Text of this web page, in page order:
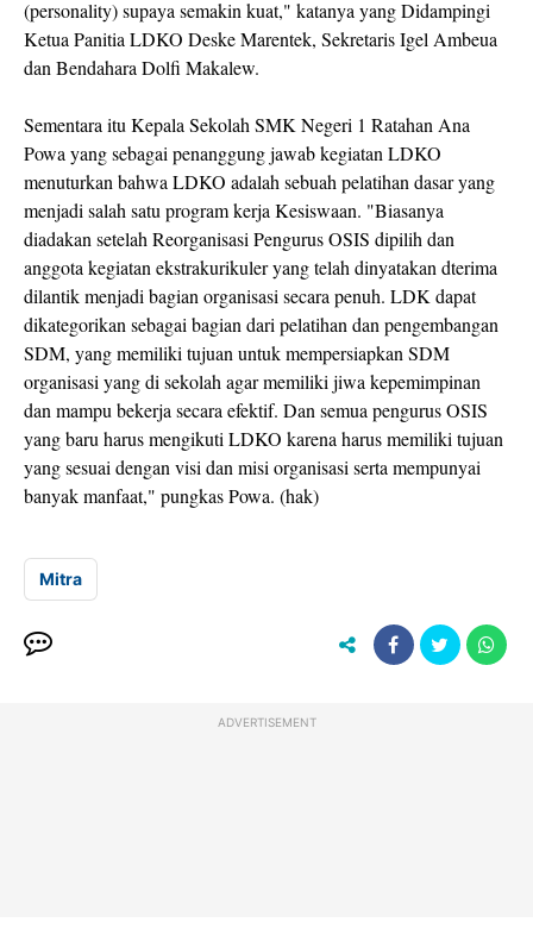
(personality) supaya semakin kuat," katanya yang Didampingi
Ketua Panitia LDKO Deske Marentek, Sekretaris Igel Ambeua
dan Bendahara Dolfi Makalew.
Sementara itu Kepala Sekolah SMK Negeri 1 Ratahan Ana
Powa yang sebagai penanggung jawab kegiatan LDKO
menuturkan bahwa LDKO adalah sebuah pelatihan dasar yang
menjadi salah satu program kerja Kesiswaan. "Biasanya
diadakan setelah Reorganisasi Pengurus OSIS dipilih dan
anggota kegiatan ekstrakurikuler yang telah dinyatakan dterima
dilantik menjadi bagian organisasi secara penuh. LDK dapat
dikategorikan sebagai bagian dari pelatihan dan pengembangan
SDM, yang memiliki tujuan untuk mempersiapkan SDM
organisasi yang di sekolah agar memiliki jiwa kepemimpinan
dan mampu bekerja secara efektif. Dan semua pengurus OSIS
yang baru harus mengikuti LDKO karena harus memiliki tujuan
yang sesuai dengan visi dan misi organisasi serta mempunyai
banyak manfaat," pungkas Powa. (hak)
Mitra
ADVERTISEMENT